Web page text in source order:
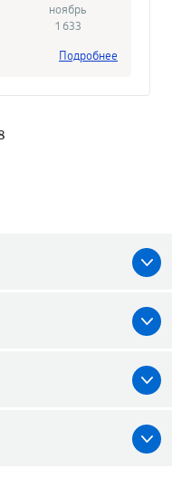
ноябрь
1 633
Подробнее